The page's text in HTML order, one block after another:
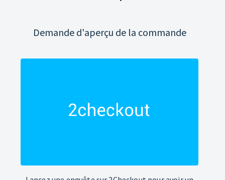
Demande d'aperçu de la commande